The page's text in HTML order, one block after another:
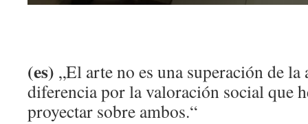
(es) „El arte no es una superación de la
diferencia por la valoración social que
proyectar sobre ambos.“